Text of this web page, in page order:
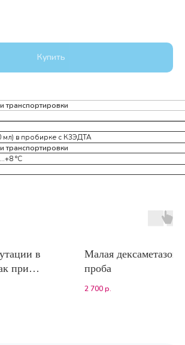
Купить
транспортировки
мл) в пробирке с К3ЭДТА
транспортировки
°С
в
при
Малая
проба
2 700р.